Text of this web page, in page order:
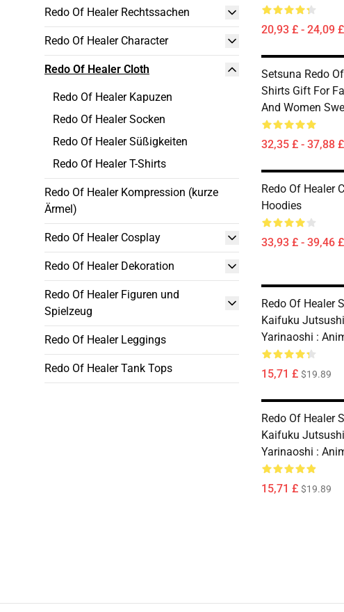
Redo Of Healer Rechtssachen
Redo Of Healer Character
Redo Of Healer Cloth
Redo Of Healer Kapuzen
Redo Of Healer Socken
Redo Of Healer Süßigkeiten
Redo Of Healer T-Shirts
Redo Of Healer Kompression (kurze
Ärmel)
Redo Of Healer Cosplay
Redo Of Healer Dekoration
Redo Of Healer Figuren und
Spielzeug
Redo Of Healer Leggings
Redo Of Healer Tank Tops
20,93 £ - 24,09 £
Setsuna Redo
Shirts Gift For
And Women
32,35 £ - 37,88 £
Redo Of Healer
Hoodies
33,93 £ - 39,46 £
Redo Of Healer
Kaifuku
Yarinaoshi :
15,71 £ $19.89
Redo Of Healer
Kaifuku
Yarinaoshi :
15,71 £ $19.89